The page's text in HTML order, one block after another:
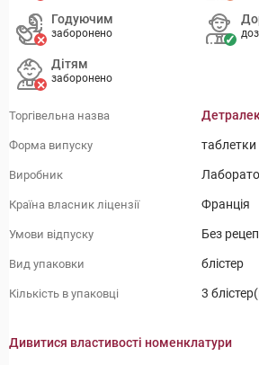
Годуючим
заборонено
Дітям
заборонено
Торгівельна назва
Форма випуску таблетки
Виробник
Країна власник ліцензії Франція
Умови відпуску Без
Вид упаковки блістер
Кількість в упаковці 3
Дивитися властивості номенклатури